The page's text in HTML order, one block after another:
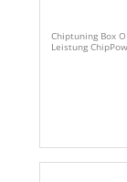
Chiptuning Box
Leistung